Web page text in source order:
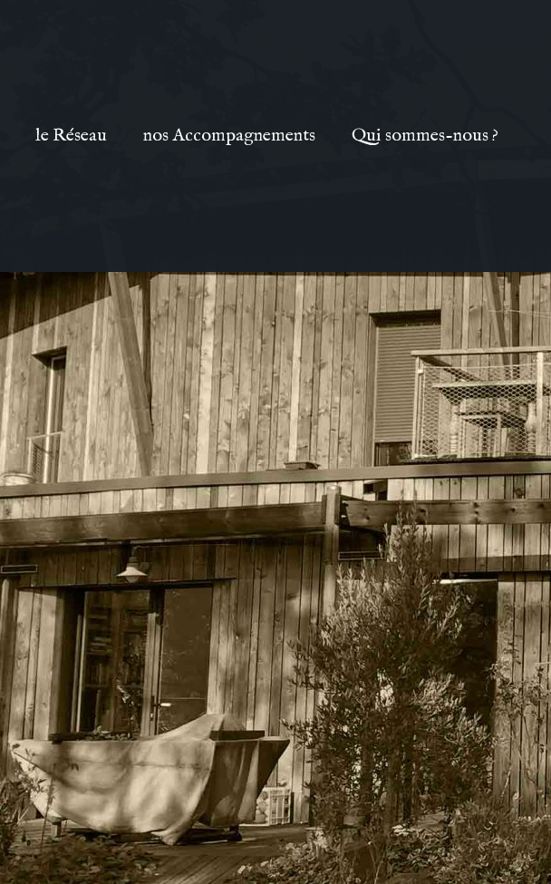
le Réseau nos Accompagnements Qui sommes-nous ?